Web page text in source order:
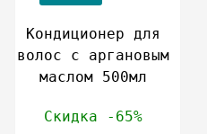
Кондиционер для
волос с аргановым
маслом 500мл
Скидка -65%